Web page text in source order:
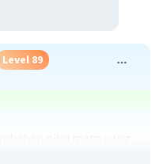
Level 89